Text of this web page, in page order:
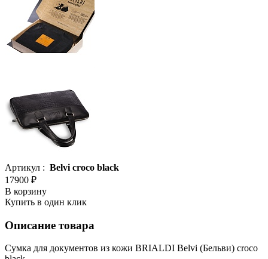
Артикул : Belvi croco black
17900 ₽
В корзину
Купить в один клик
Описание товара
Сумка для документов из кожи BRIALDI Belvi (Бельви) croco